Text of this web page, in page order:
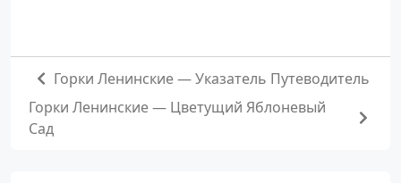
Горки Ленинские — Указатель Путеводитель
Горки Ленинские — Цветущий Яблоневый
Сад